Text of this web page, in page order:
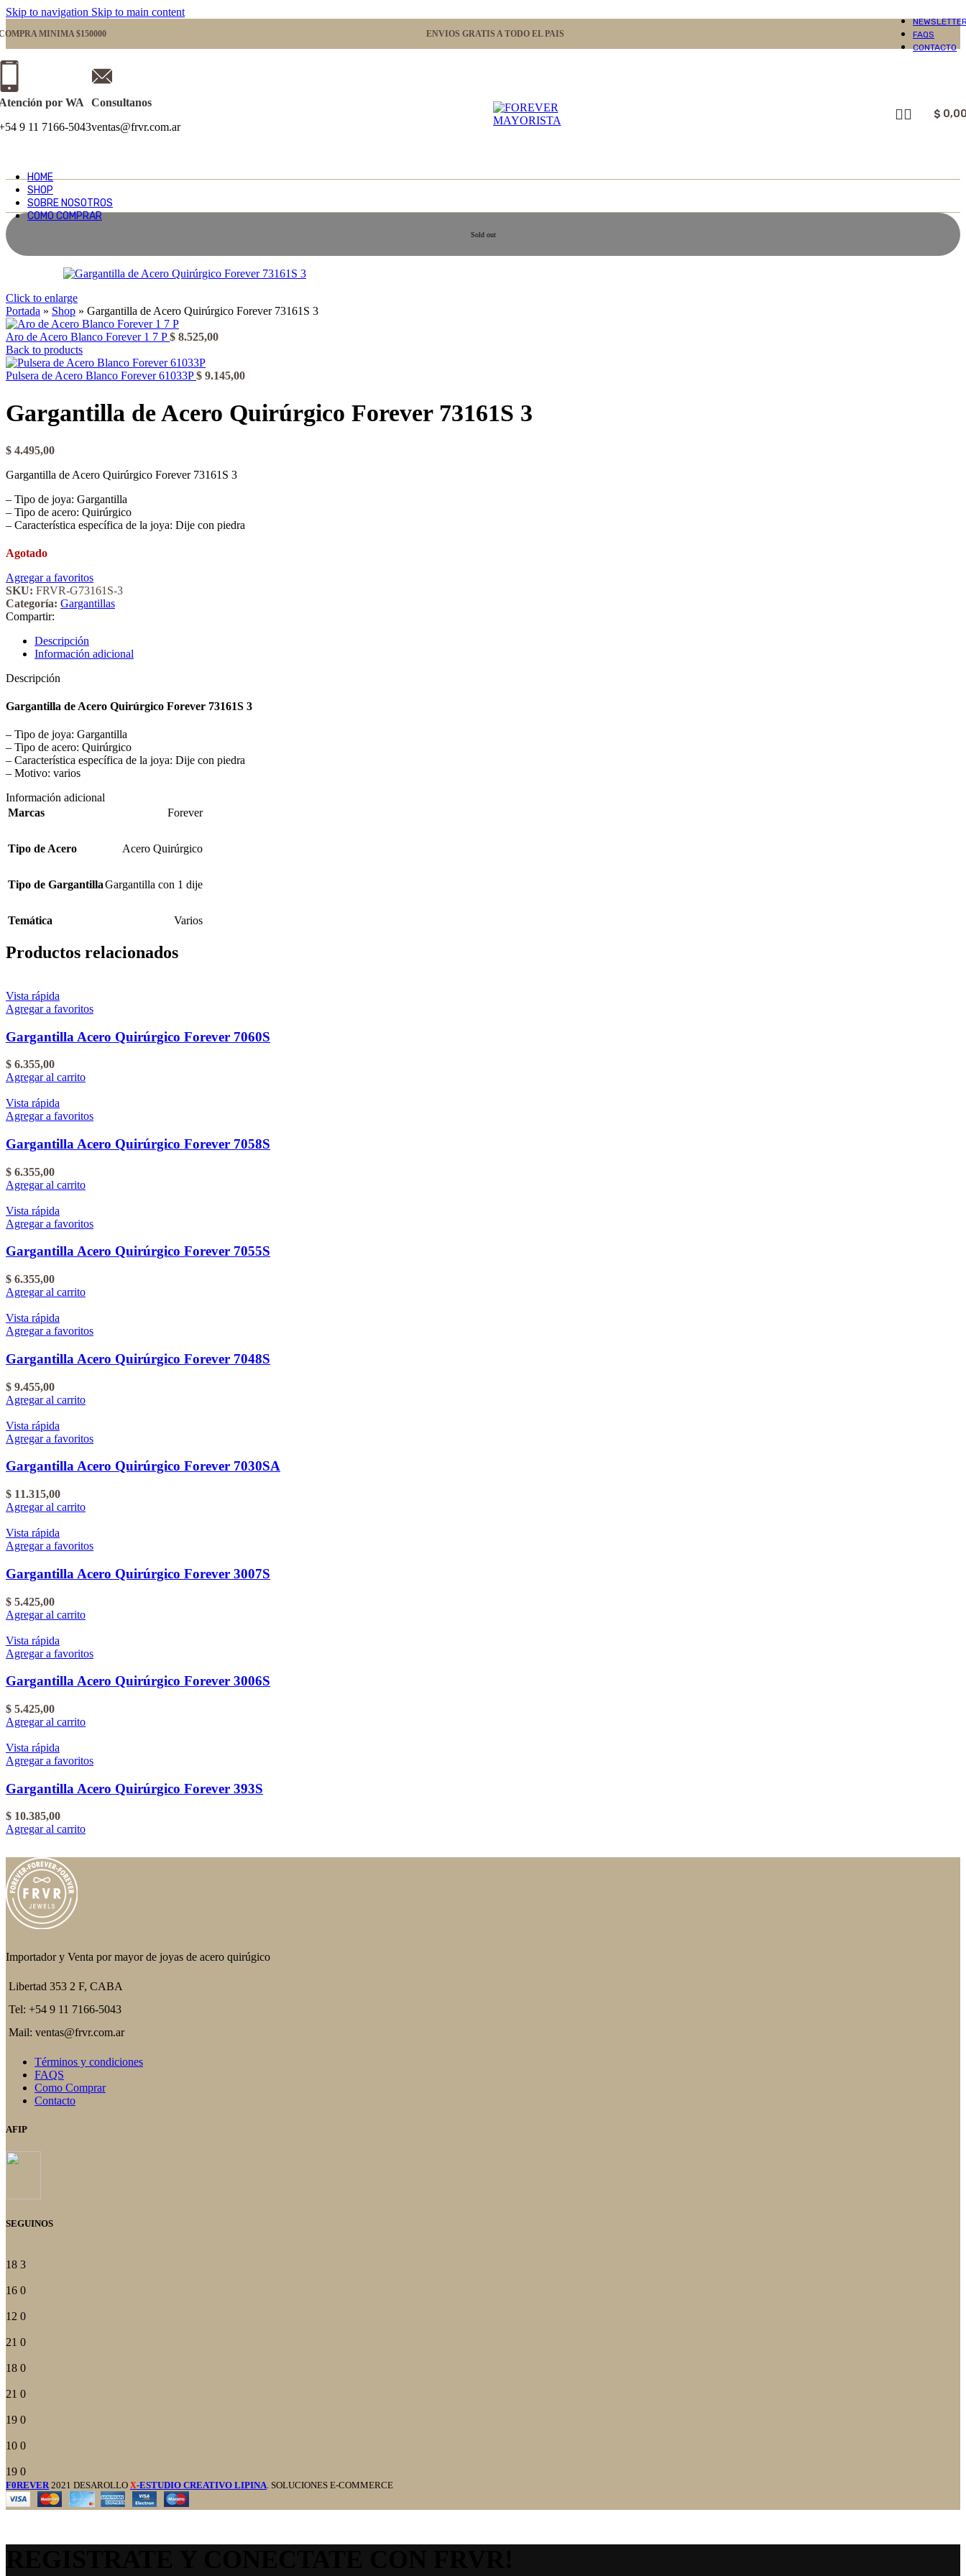
Skip to navigation Skip to main content
MINIMA $150000 ENVIOS GRATIS A TODO EL PAIS
FAQS
CONTACTO
por WA
9 11 7166-5043
Consultanos
ventas@frvr.com.ar
$
HOME
SHOP
SOBRE NOSOTROS
COMO COMPRAR
Sold out
Click to enlarge
Portada » Shop » Gargantilla de Acero Quirúrgico Forever 73161S 3
Aro de Acero Blanco Forever 1 7 P$ 8.525,00
Back to products
Pulsera de Acero Blanco Forever 61033P$ 9.145,00
Gargantilla de Acero Quirúrgico Forever 73161S 3
$ 4.495,00
Gargantilla de Acero Quirúrgico Forever 73161S 3
– Tipo de joya: Gargantilla
– Tipo de acero: Quirúrgico
– Característica específica de la joya: Dije con piedra
Agotado
Agregar a favoritos
SKU: FRVR-G73161S-3
Categoría: Gargantillas
Compartir:
Descripción
Información adicional
Descripción
Gargantilla de Acero Quirúrgico Forever 73161S 3
– Tipo de joya: Gargantilla
– Tipo de acero: Quirúrgico
– Característica específica de la joya: Dije con piedra
– Motivo: varios
Información adicional
Marcas
Forever
Tipo de Acero Acero Quirúrgico
Tipo de GargantillaGargantilla con 1 dije
Temática Varios
Productos relacionados
Vista rápida
Agregar a favoritos
Gargantilla Acero Quirúrgico Forever 7060S
$ 6.355,00
Agregar al carrito
Vista rápida
Agregar a favoritos
Gargantilla Acero Quirúrgico Forever 7058S
$ 6.355,00
Agregar al carrito
Vista rápida
Agregar a favoritos
Gargantilla Acero Quirúrgico Forever 7055S
$ 6.355,00
Agregar al carrito
Vista rápida
Agregar a favoritos
Gargantilla Acero Quirúrgico Forever 7048S
$ 9.455,00
Agregar al carrito
Vista rápida
Agregar a favoritos
Gargantilla Acero Quirúrgico Forever 7030SA
$ 11.315,00
Agregar al carrito
Vista rápida
Agregar a favoritos
Gargantilla Acero Quirúrgico Forever 3007S
$ 5.425,00
Agregar al carrito
Vista rápida
Agregar a favoritos
Gargantilla Acero Quirúrgico Forever 3006S
$ 5.425,00
Agregar al carrito
Vista rápida
Agregar a favoritos
Gargantilla Acero Quirúrgico Forever 393S
$ 10.385,00
Agregar al carrito
Importador y Venta por mayor de joyas de acero quirúgico
Libertad 353 2 F, CABA
Tel: +54 9 11 7166-5043
Mail: ventas@frvr.com.ar
Términos y condiciones
FAQS
Como Comprar
Contacto
AFIP
SEGUINOS
18 3
16 0
12 0
21 0
18 0
21 0
19 0
10 0
19 0
F0REVER 2021 DESAROLLO X-ESTUDIO CREATIVO LIPINA. SOLUCIONES E-COMMERCE